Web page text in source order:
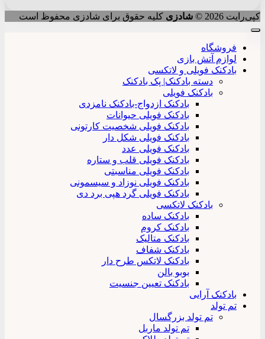
کپی‌رایت 2026 © شادزی کلیه حقوق برای شادزی محفوظ است
فروشگاه
لوازم آتش بازی
بادکنک فویلی و لاتکسی
دسته بادکنک| پک بادکنک
بادکنک فویلی
بادکنک ازدواج-بادکنک نامزدی
بادکنک فویلی حیوانات
بادکنک فویلی شخصیت کارتونی
بادکنک فویلی شکل دار
بادکنک فویلی عدد
بادکنک فویلی قلب و ستاره
بادکنک فویلی مناسبتی
بادکنک فویلی نوزاد و سیسمونی
بادکنک فویلی گرد هپی برد دی
بادکنک لاتکسی
بادکنک ساده
بادکنک کروم
بادکنک متالیک
بادکنک شفاف
بادکنک لاتکس طرح دار
بوبو بالن
بادکنک تعیین جنسیت
بادکنک آرایی
تم تولد
تم تولد بزرگسال
تم تولد ماربل